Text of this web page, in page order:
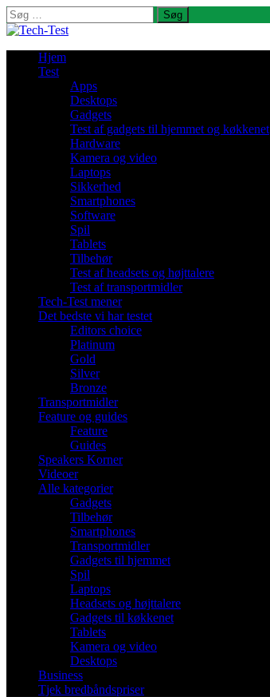
Søg
efter:
Hjem
Test
Apps
Desktops
Gadgets
Test af gadgets til hjemmet og køkkenet
Hardware
Kamera og video
Laptops
Sikkerhed
Smartphones
Software
Spil
Tablets
Tilbehør
Test af headsets og højttalere
Test af transportmidler
Tech-Test mener
Det bedste vi har testet
Editors choice
Platinum
Gold
Silver
Bronze
Transportmidler
Feature og guides
Feature
Guides
Speakers Korner
Videoer
Alle kategorier
Gadgets
Tilbehør
Smartphones
Transportmidler
Gadgets til hjemmet
Spil
Laptops
Headsets og højttalere
Gadgets til køkkenet
Tablets
Kamera og video
Desktops
Business
Tjek bredbåndspriser